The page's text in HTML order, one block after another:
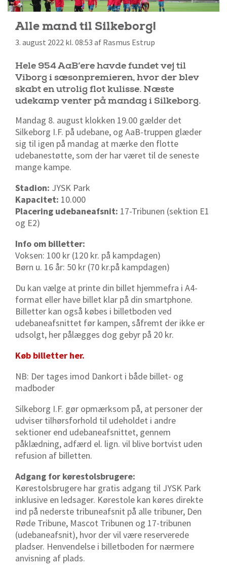
Alle mand til Silkeborg!
3. august 2022 kl. 08:53 af Rasmus Estrup
Hele 954 AaB’ere havde fundet vej til
Viborg i sæsonpremieren, hvor der blev
skabt en utrolig flot kulisse. Næste
udekamp venter på mandag i Silkeborg.
Mandag 8. august klokken 19.00 gælder det
Silkeborg I.F. på udebane, og AaB-truppen glæder
sig til igen på mandag at mærke den flotte
udebanestøtte, som der har været til de seneste
mange kampe.
Stadion: JYSK Park
Kapacitet: 10.000
Placering udebaneafsnit: 17-Tribunen (sektion E1
og E2)
Info om billetter:
Voksen: 100 kr (120 kr. på kampdagen)
Børn u. 16 år: 50 kr (70 kr.på kampdagen)
Du kan vælge at printe din billet hjemmefra i A4-
format eller have billet klar på din smartphone.
Billetter kan også købes i billetboden ved
udebaneafsnittet før kampen, såfremt der ikke er
udsolgt, her pålægges dog gebyr på 20 kr.
Køb billetter her.
NB: Der tages imod Dankort i både billet- og
madboder
Silkeborg I.F. gør opmærksom på, at personer der
udviser tilhørsforhold til udeholdet i andre
sektioner end udebaneafsnittet, gennem
påklædning, adfærd el. lign. vil blive bortvist uden
refusion af billetten.
Adgang for kørestolsbrugere:
Kørestolsbrugere har gratis adgang til JYSK Park
inklusive en ledsager. Kørestole kan køres direkte
ind på nederste tribuneafsnit på alle tribuner, Den
Røde Tribune, Mascot Tribunen og 17-tribunen
(udebaneafsnit), hvor der vil være reserverede
pladser. Henvendelse i billetboden for nærmere
anvisning af plads.